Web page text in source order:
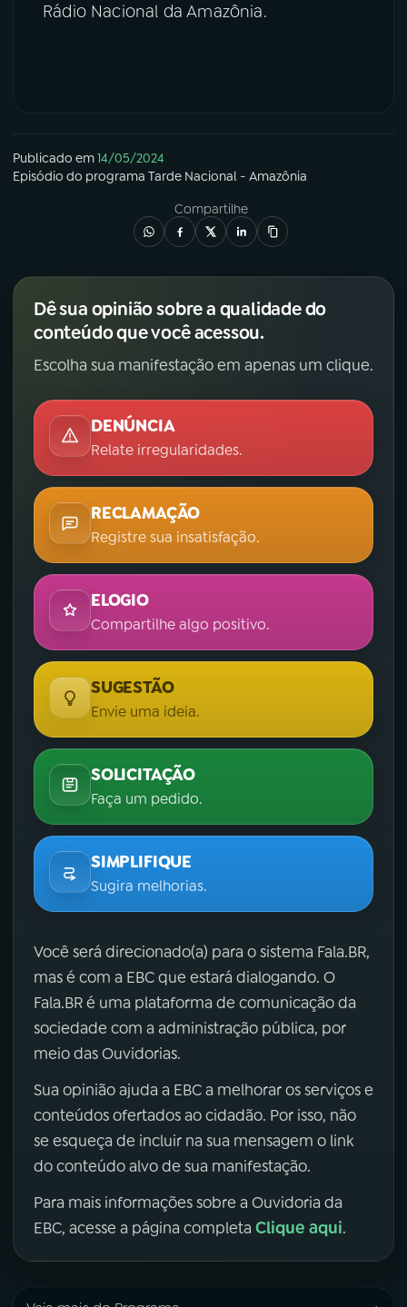
Rádio Nacional da Amazônia.
Publicado em14/05/2024
Episódio do programa Tarde Nacional - Amazônia
Compartilhe
Dê sua opinião sobre a qualidade do
conteúdo que você acessou.
Escolha sua manifestação em apenas um clique.
DENÚNCIA
Relate irregularidades.
RECLAMAÇÃO
Registre sua insatisfação.
ELOGIO
Compartilhe algo positivo.
SUGESTÃO
Envie uma ideia.
SOLICITAÇÃO
Faça um pedido.
SIMPLIFIQUE
Sugira melhorias.
Você será direcionado(a) para o sistema Fala.BR,
mas é com a EBC que estará dialogando. O
Fala.BR é uma plataforma de comunicação da
sociedade com a administração pública, por
meio das Ouvidorias.
Sua opinião ajuda a EBC a melhorar os serviços e
conteúdos ofertados ao cidadão. Por isso, não
se esqueça de incluir na sua mensagem o link
do conteúdo alvo de sua manifestação.
Para mais informações sobre a Ouvidoria da
EBC, acesse a página completa Clique aqui.